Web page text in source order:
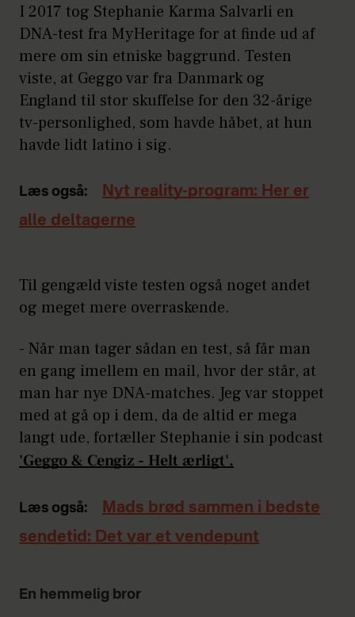
I 2017 tog Stephanie Karma Salvarli en
DNA-test fra MyHeritage for at finde ud af
mere om sin etniske baggrund. Testen
viste, at Geggo var fra Danmark og
England til stor skuffelse for den 32-årige
tv-personlighed, som havde håbet, at hun
havde lidt latino i sig.
Læs også:
Nyt reality-program: Her er
alle deltagerne
Til gengæld viste testen også noget andet
og meget mere overraskende.
- Når man tager sådan en test, så får man
en gang imellem en mail, hvor der står, at
man har nye DNA-matches. Jeg var stoppet
med at gå op i dem, da de altid er mega
langt ude, fortæller Stephanie i sin podcast
'Geggo & Cengiz - Helt ærligt'.
Læs også:
Mads brød sammen i bedste
sendetid: Det var et vendepunt
En hemmelig bror